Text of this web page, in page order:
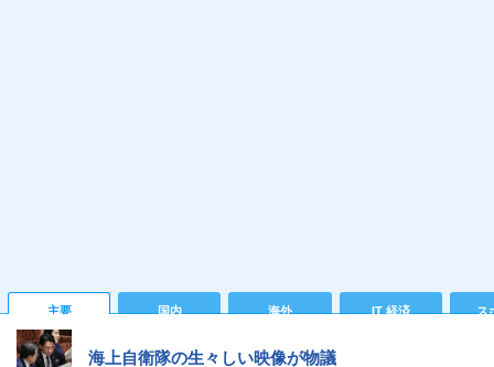
主要 国内 海外 IT 経済 ス
海上自衛隊の生々しい映像が物議